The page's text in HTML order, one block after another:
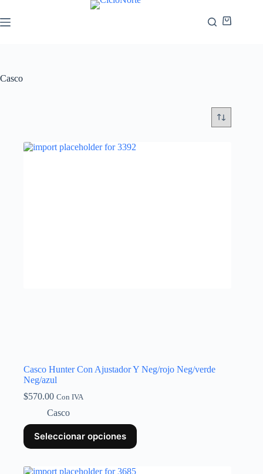
Casco
Casco Hunter Con Ajustador Y Neg/rojo Neg/verde
Neg/azul
$570.00 Con IVA
Casco
Seleccionar opciones